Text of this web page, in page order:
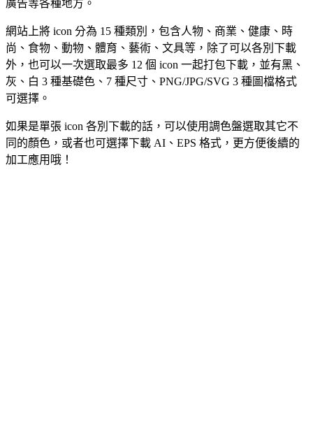
廣告等各種地方。
網站上將 icon 分為 15 種類別，包含人物、商業、健康、時
尚、食物、動物、體育、藝術、文具等，除了可以各別下載
外，也可以一次選取最多 12 個 icon 一起打包下載，並有黑、
灰、白 3 種基礎色、7 種尺寸、PNG/JPG/SVG 3 種圖檔格式
可選擇。
如果是單張 icon 各別下載的話，可以使用調色盤選取其它不
同的顏色，或者也可選擇下載 AI、EPS 格式，更方便後續的
加工應用哦！